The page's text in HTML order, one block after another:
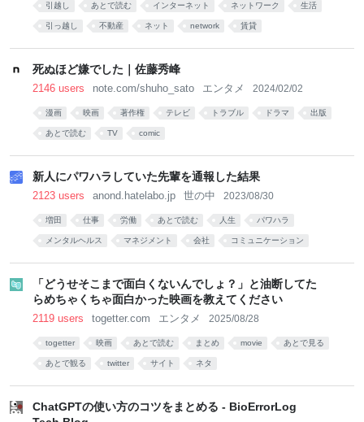
引越し あとで読む インターネット ネットワーク 生活
引っ越し 不動産 ネット network 賃貸
死ぬほど嫌でした｜佐藤秀峰
2146 users note.com/shuho_sato エンタメ 2024/02/02
漫画 映画 著作権 テレビ トラブル ドラマ 出版
あとで読む TV comic
新人にパワハラしていた先輩を通報した結果
2123 users anond.hatelabo.jp 世の中 2023/08/30
増田 仕事 労働 あとで読む 人生 パワハラ
メンタルヘルス マネジメント 会社 コミュニケーション
「どうせそこまで面白くないんでしょ？」と油断してた
らめちゃくちゃ面白かった映画を教えてください
2119 users togetter.com エンタメ 2025/08/28
togetter 映画 あとで読む まとめ movie あとで見る
あとで観る twitter サイト ネタ
ChatGPTの使い方のコツをまとめる - BioErrorLog